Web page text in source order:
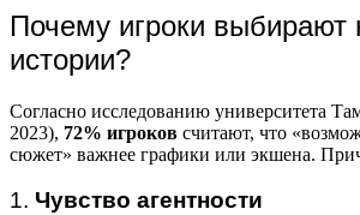
Почему игроки выбирают
истории?
Согласно исследованию университета
2023), 72% игроков считают, что
сюжет» важнее графики или экшена.
1. Чувство агентности